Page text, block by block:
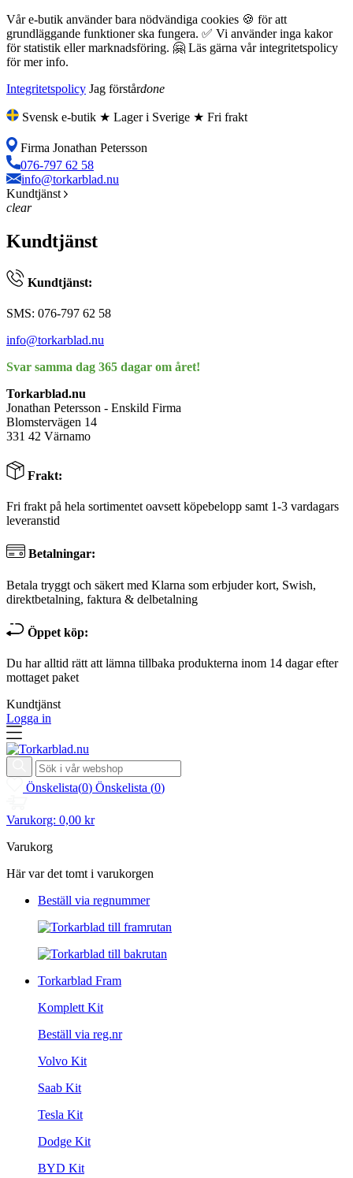
Vår e-butik använder bara nödvändiga cookies 🍪 för att
grundläggande funktioner ska fungera. ✅ Vi använder inga kakor
för statistik eller marknadsföring. 🤗 Läs gärna vår integritetspolicy
för mer info.
Integritetspolicy Jag förstårdone
Svensk e-butik ★ Lager i Sverige ★ Fri frakt
Firma Jonathan Petersson
076-797 62 58
info@torkarblad.nu
Kundtjänst
clear
Kundtjänst
Kundtjänst:
SMS: 076-797 62 58
info@torkarblad.nu
Svar samma dag 365 dagar om året!
Torkarblad.nu
Jonathan Petersson - Enskild Firma
Blomstervägen 14
331 42 Värnamo
Frakt:
Fri frakt på hela sortimentet oavsett köpebelopp samt 1-3 vardagars
leveranstid
Betalningar:
Betala tryggt och säkert med Klarna som erbjuder kort, Swish,
direktbetalning, faktura & delbetalning
Öppet köp:
Du har alltid rätt att lämna tillbaka produkterna inom 14 dagar efter
mottaget paket
Kundtjänst
Logga in
Önskelista(0) Önskelista (0)
Varukorg: 0,00 kr
Varukorg
Här var det tomt i varukorgen
Beställ via regnummer
Torkarblad Fram
Komplett Kit
Beställ via reg.nr
Volvo Kit
Saab Kit
Tesla Kit
Dodge Kit
BYD Kit